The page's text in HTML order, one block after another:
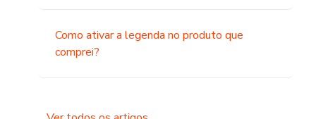
Como ativar a legenda no produto que
comprei?